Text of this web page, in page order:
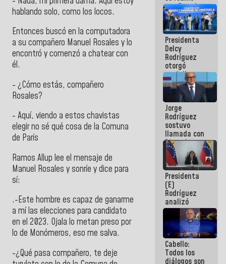
hablando solo, como los locos.
Entonces buscó en la computadora
a su compañero Manuel Rosales y lo
encontró y comenzó a chatear con
él.
- ¿Cómo estás, compañero
Rosales?
- Aquí, viendo a estos chavistas
elegir no sé qué cosa de la Comuna
de París
Ramos Allup lee el mensaje de
Manuel Rosales y sonríe y dice para
sí:
.-Este hombre es capaz de ganarme
a mí las elecciones para candidato
en el 2023. Ojala lo metan preso por
lo de Monómeros, eso me salva.
-¿Qué pasa compañero, te deje
con Estado
Mayor
Eléctrico
para
abordar
planes de
acción
Presidenta
Delcy
Rodríguez
otorgó
medalla
"Héroe de
Venezuela"
a servidores
públicos
Jorge
Rodríguez
sostuvo
llamada con
Dinorah
Figuera y
acuerdan
primer
encuentro
presencial
para el
diálogo
Presidenta
(E)
Rodríguez
analizó
junto a
gobernadores
planes de
recuperación
del Sistema
Eléctrico
Cabello:
Todos los
diálogos son